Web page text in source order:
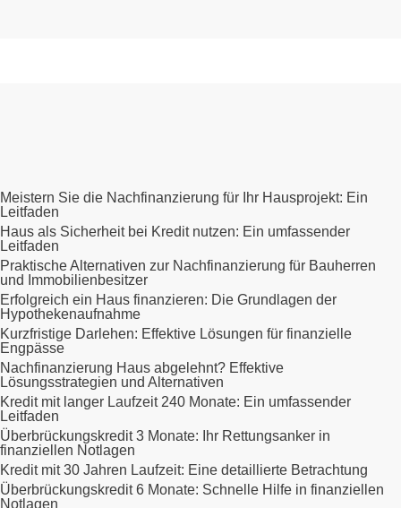
Meistern Sie die Nachfinanzierung für Ihr Hausprojekt: Ein
Leitfaden
Haus als Sicherheit bei Kredit nutzen: Ein umfassender
Leitfaden
Praktische Alternativen zur Nachfinanzierung für Bauherren
und Immobilienbesitzer
Erfolgreich ein Haus finanzieren: Die Grundlagen der
Hypothekenaufnahme
Kurzfristige Darlehen: Effektive Lösungen für finanzielle
Engpässe
Nachfinanzierung Haus abgelehnt? Effektive
Lösungsstrategien und Alternativen
Kredit mit langer Laufzeit 240 Monate: Ein umfassender
Leitfaden
Überbrückungskredit 3 Monate: Ihr Rettungsanker in
finanziellen Notlagen
Kredit mit 30 Jahren Laufzeit: Eine detaillierte Betrachtung
Überbrückungskredit 6 Monate: Schnelle Hilfe in finanziellen
Notlagen